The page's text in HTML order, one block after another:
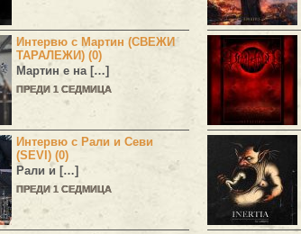
Интервю с Мартин (СВЕЖИ
ТАРАЛЕЖИ) (0)
Мартин е на […]
ПРЕДИ 1 СЕДМИЦА
Интервю с Рали и Севи
(SEVI) (0)
Рали и […]
ПРЕДИ 1 СЕДМИЦА